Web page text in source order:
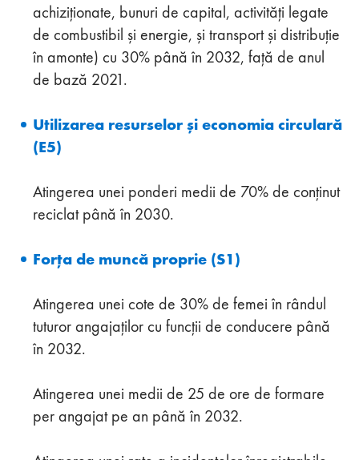
achiziționate, bunuri de capital, activități legate
de combustibil și energie, și transport și distribuție
în amonte) cu 30% până în 2032, față de anul
de bază 2021.
Utilizarea resurselor și economia circulară
(E5)
Atingerea unei ponderi medii de 70% de conținut
reciclat până în 2030.
Forța de muncă proprie (S1)
Atingerea unei cote de 30% de femei în rândul
tuturor angajaților cu funcții de conducere până
în 2032.
Atingerea unei medii de 25 de ore de formare
per angajat pe an până în 2032.